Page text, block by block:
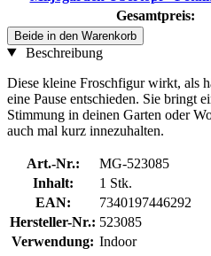
Gesamtpreis:
Beide in den Warenkorb
Beschreibung
Diese kleine Froschfigur wirkt, als
eine Pause entschieden. Sie bringt
Stimmung in deinen Garten oder
auch mal kurz innezuhalten.
Art.-Nr.:
MG-523085
Inhalt:
1 Stk.
EAN:
7340197446292
Hersteller-Nr.: 523085
Verwendung: Indoor